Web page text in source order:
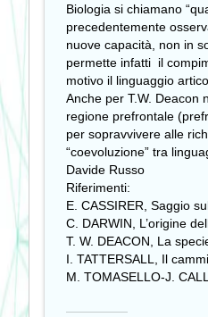
Biologia si chiamano
precedentemente
nuove capacità, non in
permette infatti il
motivo il linguaggio
Anche per T.W. Deacon
regione prefrontale
per sopravvivere alle
“coevoluzione” tra
Davide Russo
Riferimenti:
E. CASSIRER, Saggio
C. DARWIN, L’origine
T. W. DEACON, La
I. TATTERSALL, Il
M. TOMASELLO-J.